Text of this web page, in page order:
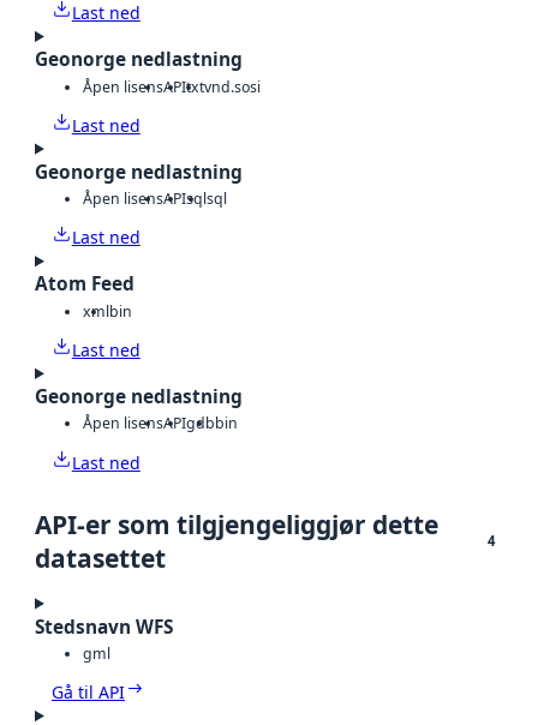
Last ned
Geonorge nedlastning
Åpen lisensAPItxtvnd.sosi
Last ned
Geonorge nedlastning
Åpen lisensAPIsqlsql
Last ned
Atom Feed
xmlbin
Last ned
Geonorge nedlastning
Åpen lisensAPIgdbbin
Last ned
API-er som tilgjengeliggjør dette
datasettet
4
Stedsnavn WFS
gml
Gå til API